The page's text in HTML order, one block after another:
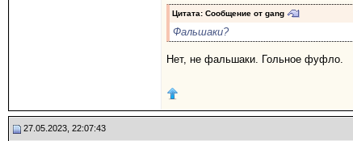
Цитата: Сообщение от gang
Фальшаки?
Нет, не фальшаки. Гольное фуфло.
27.05.2023, 22:07:43